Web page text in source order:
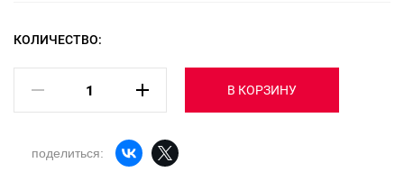
КОЛИЧЕСТВО:
В КОРЗИНУ
поделиться: